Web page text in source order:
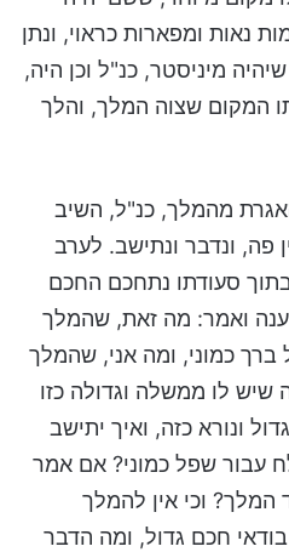
נאות ומפארות כראוי, ונתן
מיניסטר, כנ"ל וכן היה,
המקום שצוה המלך, והלך
מהמלך, כנ"ל, השיב
פה, ונדבר ונתישב. לערב
סעודתו נתחכם החכם
ואמר: מה זאת, שהמלך
כמוני, ומה אני, שהמלך
לו ממשלה וגדולה כזו
ונורא כזה, ואיך יתישב
עבור שפל כמוני? אם אמר
וכי אין להמלך
חכם גדול, ומה הדבר